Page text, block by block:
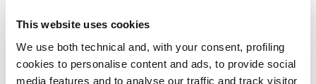
This website uses cookies
We use both technical and, with your consent, profiling
cookies to personalise content and ads, to provide social
media features and to analyse our traffic and track visitor
GREECE
Pantalon femme coupe boyfriend en twill technique
bordeaux